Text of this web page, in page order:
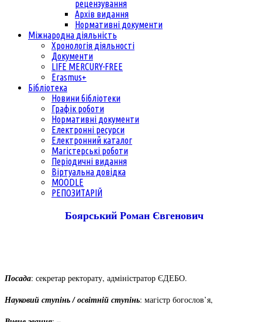
рецензування
Архів видання
Нормативні документи
Міжнародна діяльність
Хронологія діяльності
Документи
LIFE MERCURY-FREE
Erasmus+
Бібліотека
Новини бібліотеки
Графік роботи
Нормативні документи
Електронні ресурси
Електронний каталог
Магістерські роботи
Періодичні видання
Віртуальна довідка
MOODLE
РЕПОЗИТАРІЙ
Боярський Роман Євгенович
Посада: секретар ректорату, адміністратор ЄДЕБО.
Науковий ступінь / освітній ступінь: магістр богослов’я,